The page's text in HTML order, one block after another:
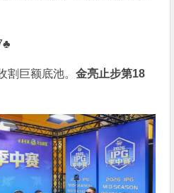
割巨额底池。金亮止步第18